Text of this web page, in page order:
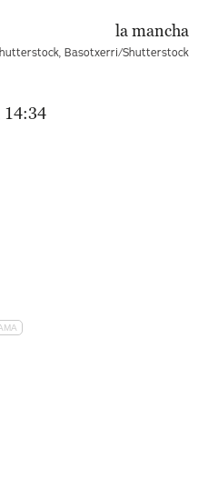
Basotxerri/Shutterstock
14:34